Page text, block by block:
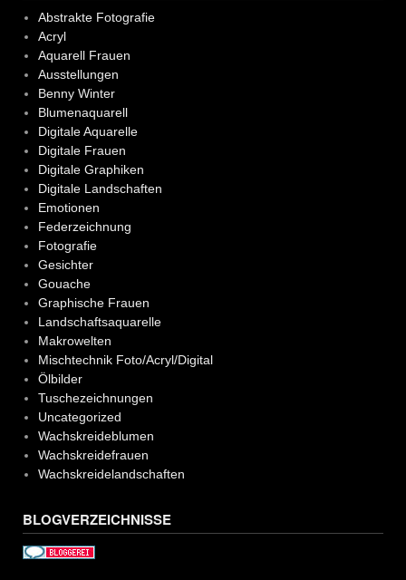
Abstrakte Fotografie
Acryl
Aquarell Frauen
Ausstellungen
Benny Winter
Blumenaquarell
Digitale Aquarelle
Digitale Frauen
Digitale Graphiken
Digitale Landschaften
Emotionen
Federzeichnung
Fotografie
Gesichter
Gouache
Graphische Frauen
Landschaftsaquarelle
Makrowelten
Mischtechnik Foto/Acryl/Digital
Ölbilder
Tuschezeichnungen
Uncategorized
Wachskreideblumen
Wachskreidefrauen
Wachskreidelandschaften
BLOGVERZEICHNISSE